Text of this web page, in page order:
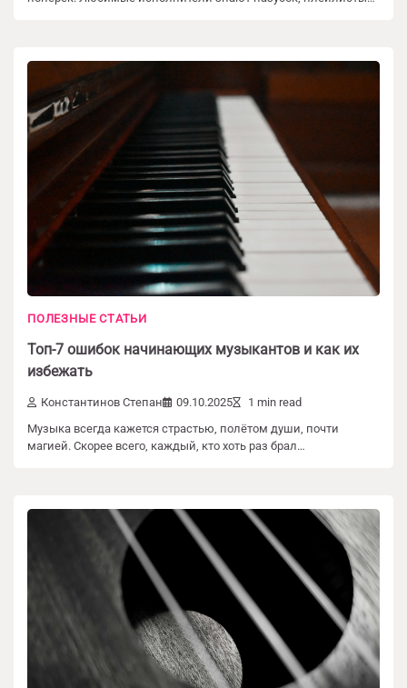
ПОЛЕЗНЫЕ СТАТЬИ
Топ-7 ошибок начинающих музыкантов и как их
избежать
Константинов Степан 09.10.2025
1 min read
Музыка всегда кажется страстью, полётом души, почти
магией. Скорее всего, каждый, кто хоть раз брал…